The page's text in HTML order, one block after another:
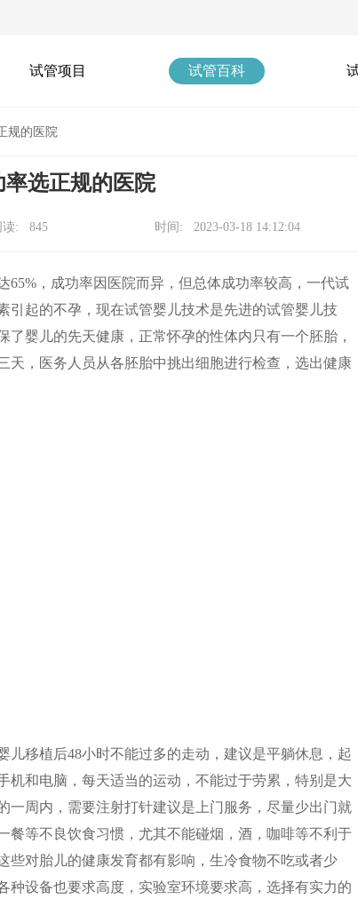
试管项目 试管百科
规的医院
选正规的医院
读: 845 时间: 2023-03-18 14:12:04
，成功率因医院而异，但总体成功率较高，一代试
引起的不孕，现在试管婴儿技术是先进的试管婴儿技
婴儿的先天健康，正常怀孕的性体内只有一个胚胎，
天，医务人员从各胚胎中挑出细胞进行检查，选出健康
移植后48小时不能过多的走动，建议是平躺休息，起
机和电脑，每天适当的运动，不能过于劳累，特别是大
一周内，需要注射打针建议是上门服务，尽量少出门就
餐等不良饮食习惯，尤其不能碰烟，酒，咖啡等不利于
些对胎儿的健康发育都有影响，生冷食物不吃或者少
种设备也要求高度，实验室环境要求高，选择有实力的